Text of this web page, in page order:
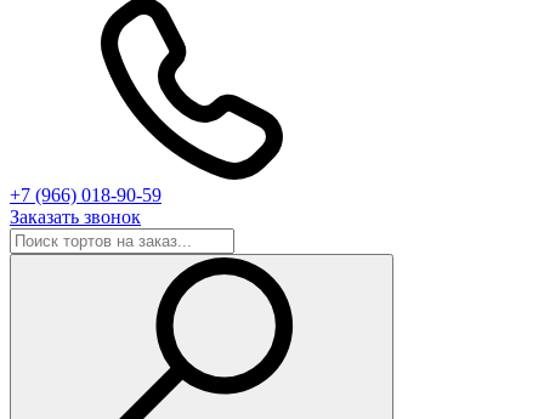
+7 (966) 018-90-59
Заказать звонок